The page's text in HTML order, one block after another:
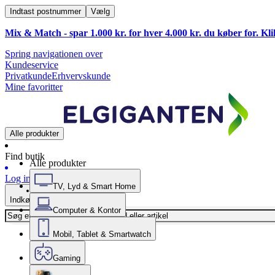
Indtast postnummer Vælg
Mix & Match - spar 1.000 kr. for hver 4.000 kr. du køber for.
Spring navigationen over
Kundeservice
PrivatkundeErhvervskunde
Mine favoritter
Alle produkter
Find butik
Log ind
Indkøbskurv
Alle produkter
TV, Lyd & Smart Home
Computer & Kontor
Mobil, Tablet & Smartwatch
Gaming